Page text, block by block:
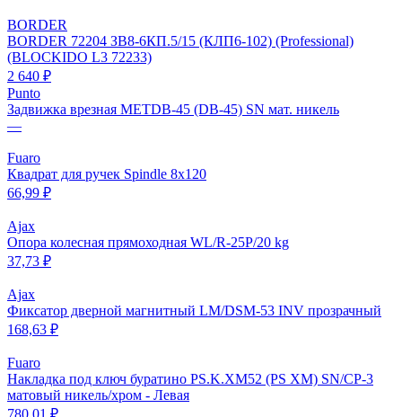
BORDER
BORDER 72204 ЗВ8-6КП.5/15 (КЛП6-102) (Professional)
(BLOCKIDO L3 72233)
2 640 ₽
Punto
Задвижка врезная METDB-45 (DB-45) SN мат. никель
—
Fuaro
Квадрат для ручек Spindle 8х120
66,99 ₽
Ajax
Опора колесная прямоходная WL/R-25P/20 kg
37,73 ₽
Ajax
Фиксатор дверной магнитный LM/DSM-53 INV прозрачный
168,63 ₽
Fuaro
Накладка под ключ буратино PS.K.XM52 (PS XM) SN/CP-3
матовый никель/хром - Левая
780,01 ₽